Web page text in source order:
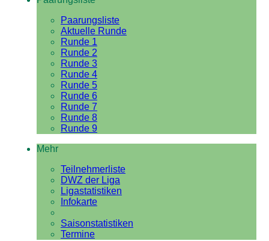
Paarungsliste
Aktuelle Runde
Runde 1
Runde 2
Runde 3
Runde 4
Runde 5
Runde 6
Runde 7
Runde 8
Runde 9
Mehr
Teilnehmerliste
DWZ der Liga
Ligastatistiken
Infokarte
Saisonstatistiken
Termine